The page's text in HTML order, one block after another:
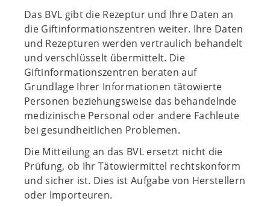
Das BVL gibt die Rezeptur und Ihre Daten an
die Giftinformationszentren weiter. Ihre Daten
und Rezepturen werden vertraulich behandelt
und verschlüsselt übermittelt. Die
Giftinformationszentren beraten auf
Grundlage Ihrer Informationen tätowierte
Personen beziehungsweise das behandelnde
medizinische Personal oder andere Fachleute
bei gesundheitlichen Problemen.
Die Mitteilung an das BVL ersetzt nicht die
Prüfung, ob Ihr Tätowiermittel rechtskonform
und sicher ist. Dies ist Aufgabe von Herstellern
oder Importeuren.